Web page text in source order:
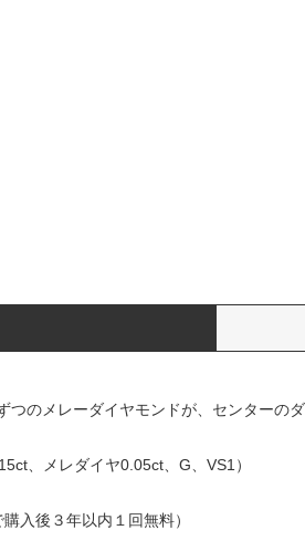
のメレーダイヤモンドが、センターの
、メレダイヤ0.05ct、G、VS1）
入後３年以内１回無料）